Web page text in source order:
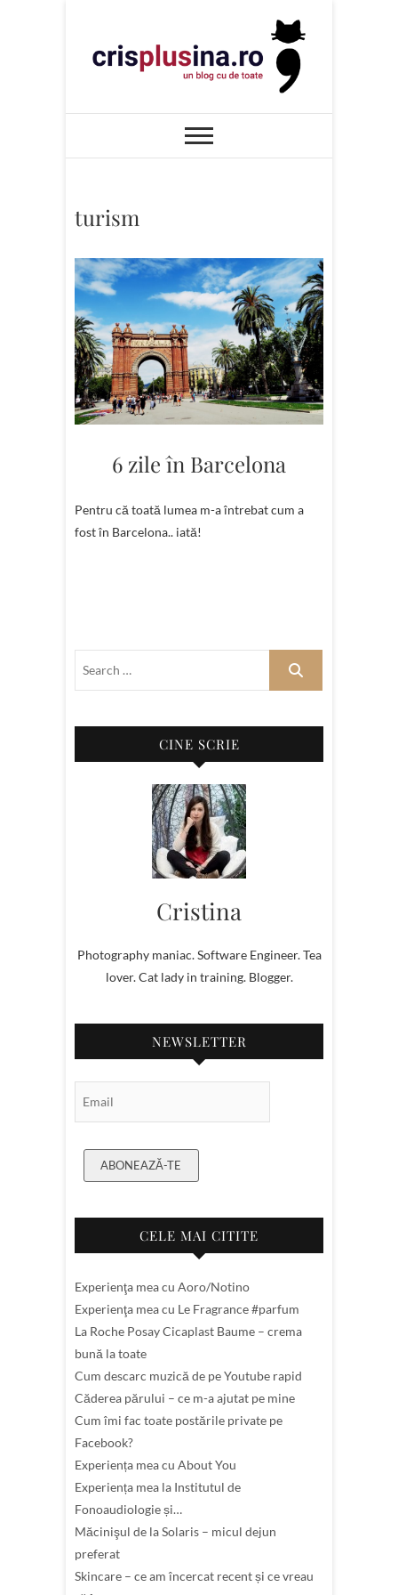
content
Cris+ina
turism
6 zile în Barcelona
Pentru că toată lumea m-a întrebat cum a
fost în Barcelona.. iată!
CINE SCRIE
Cristina
Photography maniac. Software Engineer. Tea
lover. Cat lady in training. Blogger.
NEWSLETTER
ABONEAZĂ-TE
CELE MAI CITITE
Experienţa mea cu Aoro/Notino
Experienţa mea cu Le Fragrance #parfum
La Roche Posay Cicaplast Baume – crema
bună la toate
Cum descarc muzică de pe Youtube rapid
Căderea părului – ce m-a ajutat pe mine
Cum îmi fac toate postările private pe
Facebook?
Experiența mea cu About You
Experiența mea la Institutul de
Fonoaudiologie și…
Măcinişul de la Solaris – micul dejun
preferat
Skincare – ce am încercat recent și ce vreau